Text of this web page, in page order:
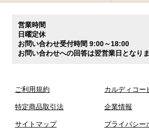
営業時間
日曜定休
お問い合わせ受付時間 9:00～18:00
お問い合わせへの回答は翌営業日となりま
ご利用規約
特定商品取引法
サイトマップ
カルディコー
企業情報
プライバシー